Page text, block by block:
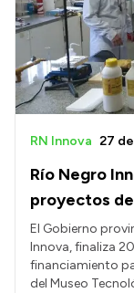
Río Negro
proyectos
RN Innova 27
El Gobierno
Innova, finaliza
financiamiento
del Museo